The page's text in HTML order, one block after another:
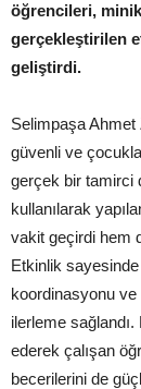
öğrencileri,
gerçekleştirilen
geliştirdi.
Selimpaşa Ahmet
güvenli ve
gerçek bir tamirci
kullanılarak
vakit geçirdi hem
Etkinlik
koordinasyonu
ilerleme
ederek çalışan
becerilerini de